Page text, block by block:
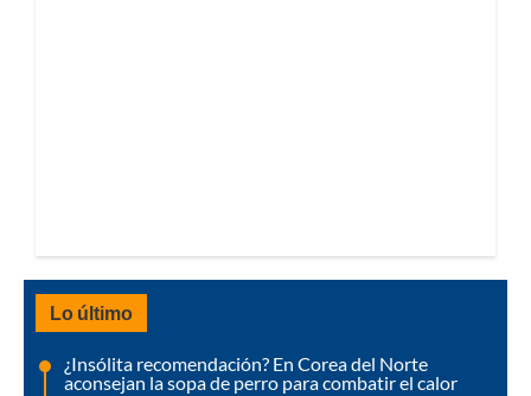
Lo último
¿Insólita recomendación? En Corea del Norte
aconsejan la sopa de perro para combatir el calor